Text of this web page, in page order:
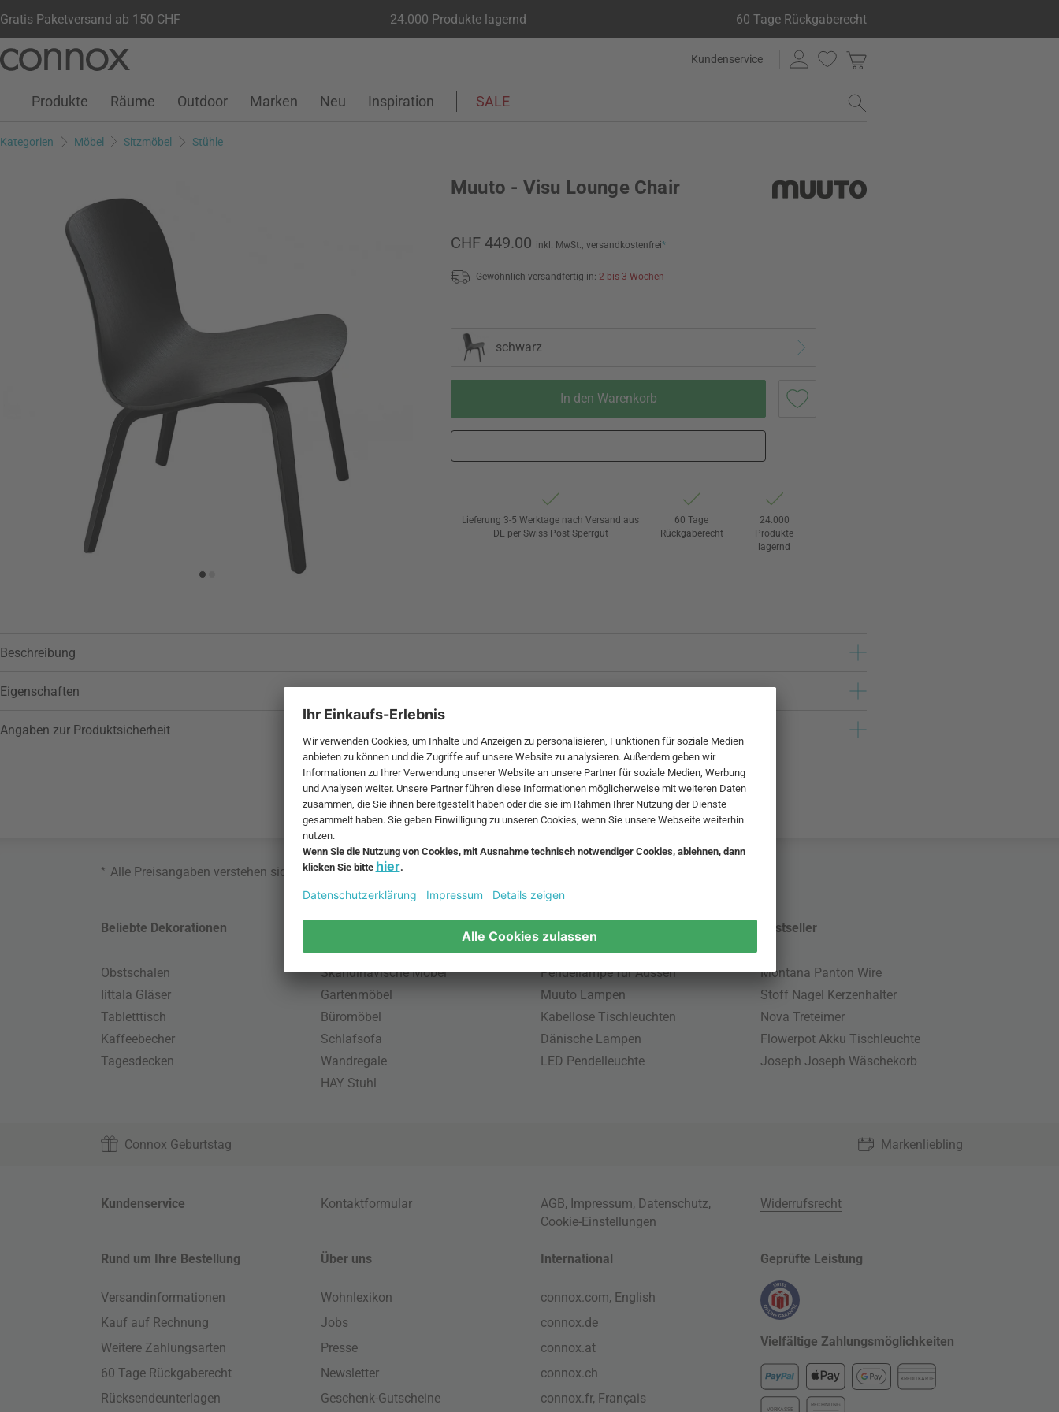
Gratis Paketversand ab 150 CHF 24.000 Produkte lagernd 60 Tage Rückgaberecht
Seiteninhalt
Suchfeld
Kundenservice
Kundenkonto
Wunschliste
Warenkorb
Produkte Räume Outdoor Marken Neu Inspiration SALE
Kategorien Möbel Sitzmöbel Stühle
Muuto - Visu Lounge Chair
CHF 449.00 inkl. MwSt., versandkostenfrei*
Gewöhnlich versandfertig in: 2 bis 3 Wochen
schwarz
In den Warenkorb
Wunschliste hinzufügen
Lieferung 3-5 Werktage nach Versand aus
DE per Swiss Post Sperrgut
60 Tage
Rückgaberecht
24.000
Produkte
lagernd
Beschreibung
Eigenschaften
Angaben zur Produktsicherheit
* Alle Preisangaben verstehen sich inklusive MwSt. und zzgl.
Beliebte Dekorationen
Obstschalen
Iittala Gläser
Tabletttisch
Kaffeebecher
Tagesdecken
Skandinavische Möbel
Gartenmöbel
Büromöbel
Schlafsofa
Wandregale
HAY Stuhl
Beliebte Leuchten
Pendellampe für Aussen
Muuto Lampen
Kabellose Tischleuchten
Dänische Lampen
LED Pendelleuchte
Bestseller
Montana Panton Wire
Stoff Nagel Kerzenhalter
Nova Treteimer
Flowerpot Akku Tischleuchte
Joseph Joseph Wäschekorb
Connox Geburtstag Markenliebling
Kundenservice Kontaktformular AGB, Impressum, Datenschutz,
Cookie-Einstellungen
Widerrufsrecht
Rund um Ihre Bestellung
Versandinformationen
Kauf auf Rechnung
Weitere Zahlungsarten
60 Tage Rückgaberecht
Rücksendeunterlagen
Über uns
Wohnlexikon
Jobs
Presse
Newsletter
Geschenk-Gutscheine
International
connox.com, English
connox.de
connox.at
connox.ch
connox.fr, Français
Geprüfte Leistung
Vielfältige Zahlungsmöglichkeiten
KREDITKARTE
VORKASSE
RECHNUNG